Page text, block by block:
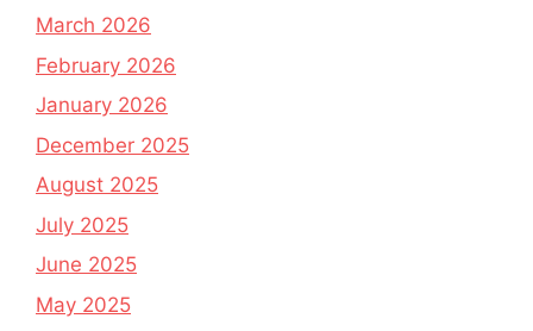
March 2026
February 2026
January 2026
December 2025
August 2025
July 2025
June 2025
May 2025